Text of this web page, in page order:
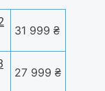
31 999 ₴
27 999 ₴